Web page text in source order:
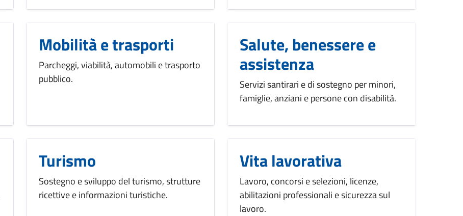
Mobilità e trasporti
Parcheggi, viabilità, automobili e trasporto
pubblico.
Salute, benessere e
assistenza
Servizi santirari e di sostegno per minori,
famiglie, anziani e persone con disabilità.
Turismo
Sostegno e sviluppo del turismo, strutture
ricettive e informazioni turistiche.
Vita lavorativa
Lavoro, concorsi e selezioni, licenze,
abilitazioni professionali e sicurezza sul
lavoro.